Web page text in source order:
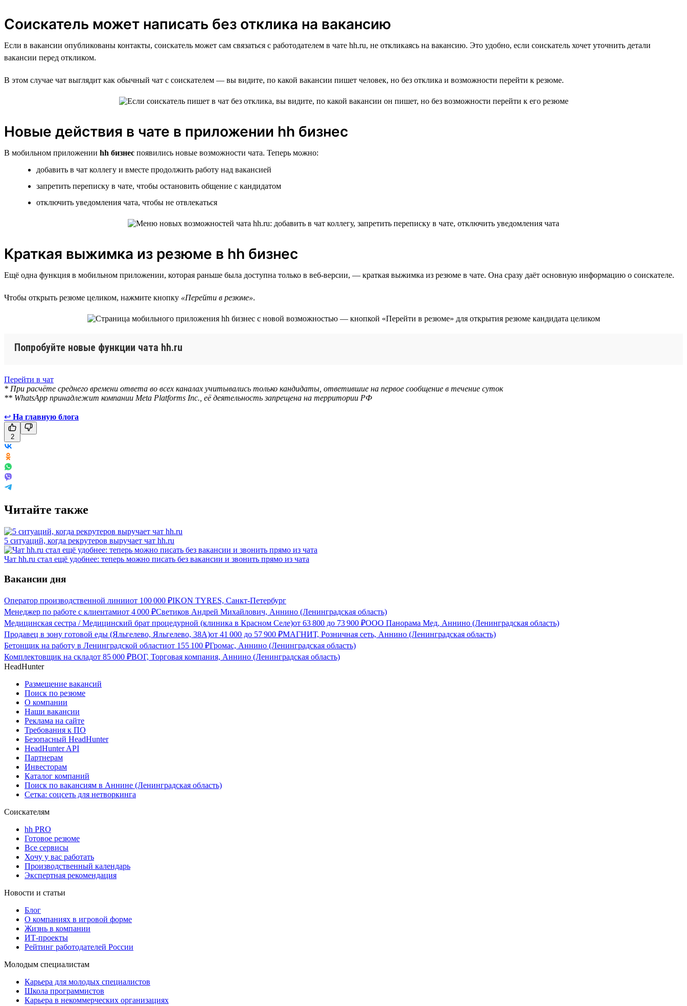
Соискатель может написать без отклика на вакансию
Если в вакансии опубликованы контакты, соискатель может сам связаться с работодателем в чате hh.ru, не откликаясь на вакансию. Это удобно, если соискатель хочет уточнить детали
вакансии перед откликом.
В этом случае чат выглядит как обычный чат с соискателем — вы видите, по какой вакансии пишет человек, но без отклика и возможности перейти к резюме.
Новые действия в чате в приложении hh бизнес
В мобильном приложении hh бизнес появились новые возможности чата. Теперь можно:
добавить в чат коллегу и вместе продолжить работу над вакансией
запретить переписку в чате, чтобы остановить общение с кандидатом
отключить уведомления чата, чтобы не отвлекаться
Краткая выжимка из резюме в hh бизнес
Ещё одна функция в мобильном приложении, которая раньше была доступна только в веб-версии, — краткая выжимка из резюме в чате. Она сразу даёт основную информацию о соискателе.
Чтобы открыть резюме целиком, нажмите кнопку «Перейти в резюме».
Попробуйте новые функции чата hh.ru
Перейти в чат
* При расчёте среднего времени ответа во всех каналах учитывались только кандидаты, ответившие на первое сообщение в течение суток
** WhatsApp принадлежит компании Meta Platforms Inc., её деятельность запрещена на территории РФ
↩ На главную блога
2
Читайте также
5 ситуаций, когда рекрутеров выручает чат hh.ru
Чат hh.ru стал ещё удобнее: теперь можно писать без вакансии и звонить прямо из чата
Вакансии дня
Оператор производственной линииот 100 000 ₽IKON TYRES, Санкт-Петербург
Менеджер по работе с клиентамиот 4 000 ₽Светиков Андрей Михайлович, Аннино (Ленинградская область)
Медицинская сестра / Медицинский брат процедурной (клиника в Красном Селе)от 63 800 до 73 900 ₽ООО Панорама Мед, Аннино (Ленинградская область)
Продавец в зону готовой еды (Яльгелево, Яльгелево, 38А)от 41 000 до 57 900 ₽МАГНИТ, Розничная сеть, Аннино (Ленинградская область)
Бетонщик на работу в Ленинградской областиот 155 100 ₽Громас, Аннино (Ленинградская область)
Комплектовщик на складот 85 000 ₽ВОГ, Торговая компания, Аннино (Ленинградская область)
HeadHunter
Размещение вакансий
Поиск по резюме
О компании
Наши вакансии
Реклама на сайте
Требования к ПО
Безопасный HeadHunter
HeadHunter API
Партнерам
Инвесторам
Каталог компаний
Поиск по вакансиям в Аннине (Ленинградская область)
Сетка: соцсеть для нетворкинга
Соискателям
hh PRO
Готовое резюме
Все сервисы
Хочу у вас работать
Производственный календарь
Экспертная рекомендация
Новости и статьи
Блог
О компаниях в игровой форме
Жизнь в компании
ИТ-проекты
Рейтинг работодателей России
Молодым специалистам
Карьера для молодых специалистов
Школа программистов
Карьера в некоммерческих организациях